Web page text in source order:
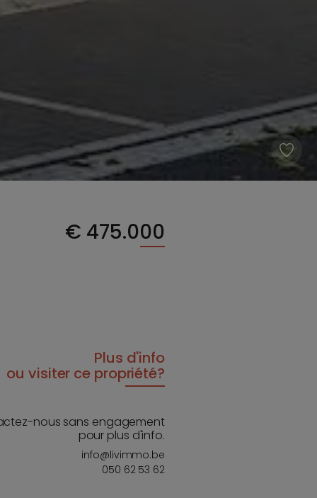
€ 475.000
Plus d'info
ou visiter ce propriété?
nous sans engagement
pour plus d'info.
info@livimmo.be
050 62 53 62